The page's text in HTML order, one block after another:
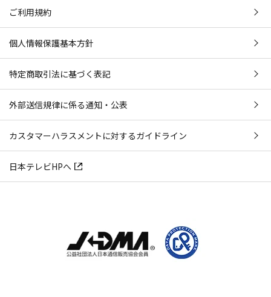
ご利用規約
個人情報保護基本方針
特定商取引法に基づく表記
外部送信規律に係る通知・公表
カスタマーハラスメントに対するガイドライン
日本テレビHPへ